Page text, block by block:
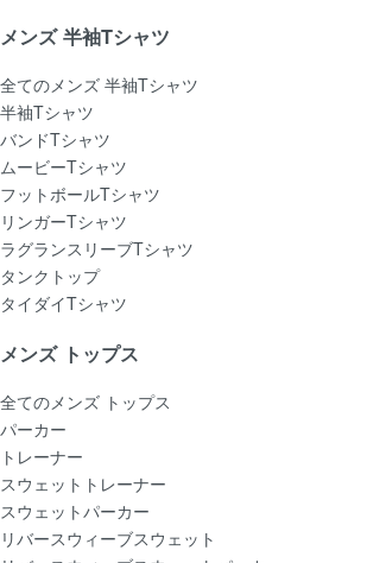
メンズ 半袖Tシャツ
全てのメンズ 半袖Tシャツ
半袖Tシャツ
バンドTシャツ
ムービーTシャツ
フットボールTシャツ
リンガーTシャツ
ラグランスリーブTシャツ
タンクトップ
タイダイTシャツ
メンズ トップス
全てのメンズ トップス
パーカー
トレーナー
スウェットトレーナー
スウェットパーカー
リバースウィーブスウェット